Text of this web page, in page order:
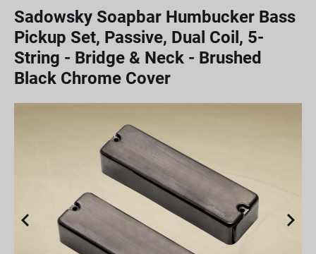
Sadowsky Soapbar Humbucker Bass
Pickup Set, Passive, Dual Coil, 5-
String - Bridge & Neck - Brushed
Black Chrome Cover